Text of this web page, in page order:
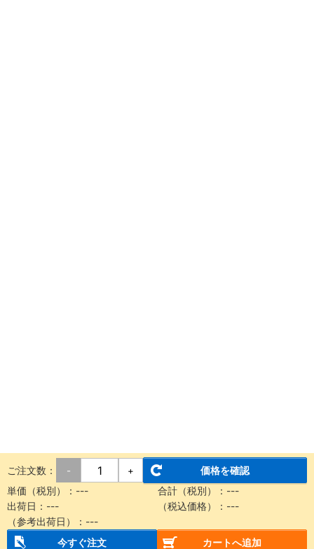
ご注文数： - +
価格を確認
単価（税別）： --- 合計（税別）： ---
出荷日： --- （税込価格）： ---
（参考出荷日）： ---
今すぐ注文
カートへ追加